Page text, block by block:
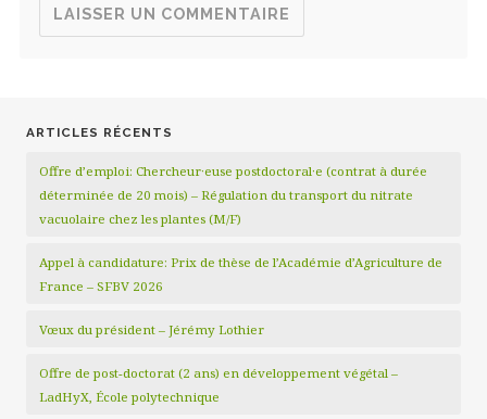
ARTICLES RÉCENTS
Offre d’emploi: Chercheur·euse postdoctoral·e (contrat à durée
déterminée de 20 mois) – Régulation du transport du nitrate
vacuolaire chez les plantes (M/F)
Appel à candidature: Prix de thèse de l’Académie d’Agriculture de
France – SFBV 2026
Vœux du président – Jérémy Lothier
Offre de post-doctorat (2 ans) en développement végétal –
LadHyX, École polytechnique